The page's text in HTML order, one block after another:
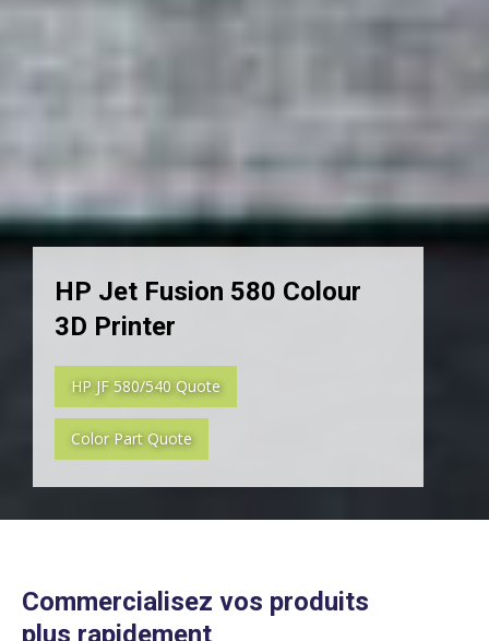
HP Jet Fusion 580 Colour
3D Printer
HP JF 580/540 Quote
Color Part Quote
Commercialisez vos produits
plus rapidement